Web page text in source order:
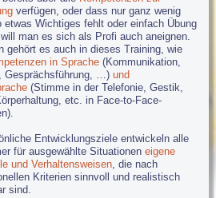
verfügen, oder dass nur ganz wenig
etwas Wichtiges fehlt oder einfach Übung
man es sich als Profi auch aneignen.
gehört es auch in dieses Training, wie
in Sprache (Kommunikation,
Gesprächsführung, …)und
(Stimme in der Telefonie, Gestik,
etc. in Face-to-Face-
Entwicklungsziele entwickeln alle
für ausgewählte Situationeneigene
und Verhaltensweisen , die nach
Kriterien sinnvoll und realistisch
sind.